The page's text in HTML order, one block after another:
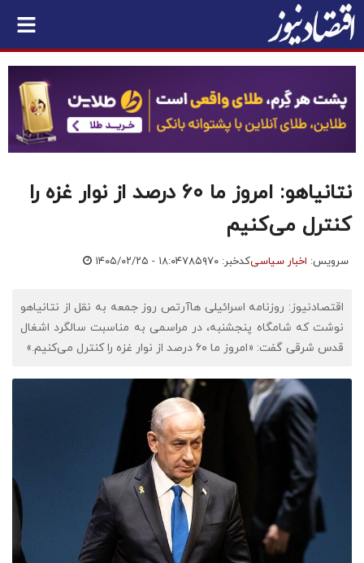
نتانیاهو: امروز ما ۶۰ درصد از نوار غزه را
کنترل می‌کنیم
سرویس: اخبار سیاسیکدخبر: ۷۸۵۹۷۰ ۱۴۰۵/۰۲/۲۵ - ۱۸:۰۴
اقتصادنیوز: روزنامه اسرائیلی هاآرتص روز جمعه به نقل از نتانیاهو
نوشت که شامگاه پنجشنبه، در مراسمی به مناسبت سالگرد اشغال
قدس شرقی گفت: «امروز ما ۶۰ درصد از نوار غزه را کنترل می‌کنیم.»